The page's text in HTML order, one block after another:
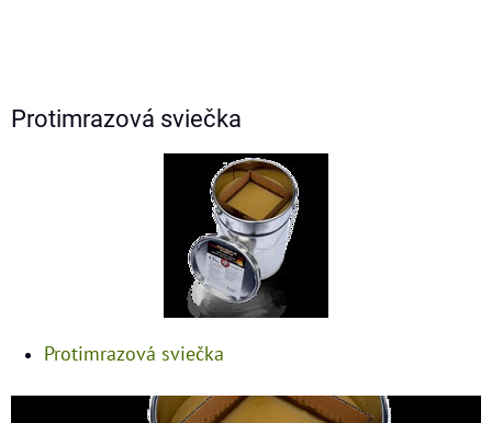
Protimrazová sviečka
Protimrazová sviečka